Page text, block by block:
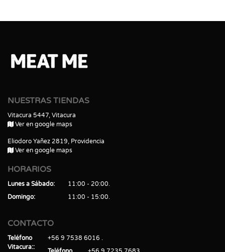
NUESTRAS TIENDAS
Vitacura 5447, Vitacura
Ver en google maps
Eliodoro Yañez 2819, Providencia
Ver en google maps
HORARIOS
Lunes a Sábado
11:00 - 20:00
Domingo
11:00 - 15:00
CONTACTO
Teléfono
Vitacura:
+56 9 7538 6016